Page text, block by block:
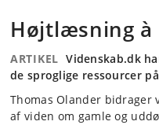
Højtlæsning à
ARTIKEL Videnskab.dk
de sproglige ressourcer
Thomas Olander
af viden om gamle og